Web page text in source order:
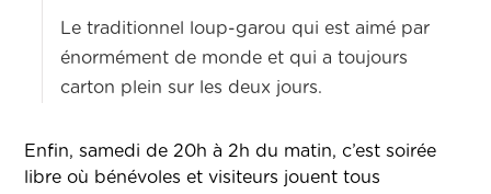
Le traditionnel loup-garou qui est aimé par
énormément de monde et qui a toujours
carton plein sur les deux jours.
Enfin, samedi de 20h à 2h du matin, c’est soirée
libre où bénévoles et visiteurs jouent tous